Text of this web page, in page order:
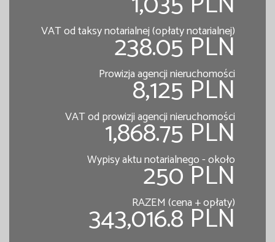
VAT od taksy notarialnej (opłaty notarialnej)
238.05 PLN
Prowizja agencji nieruchomości
8,125 PLN
VAT od prowizji agencji nieruchomości
1,868.75 PLN
Wypisy aktu notarialnego - około
250 PLN
RAZEM (cena + opłaty)
343,016.8 PLN